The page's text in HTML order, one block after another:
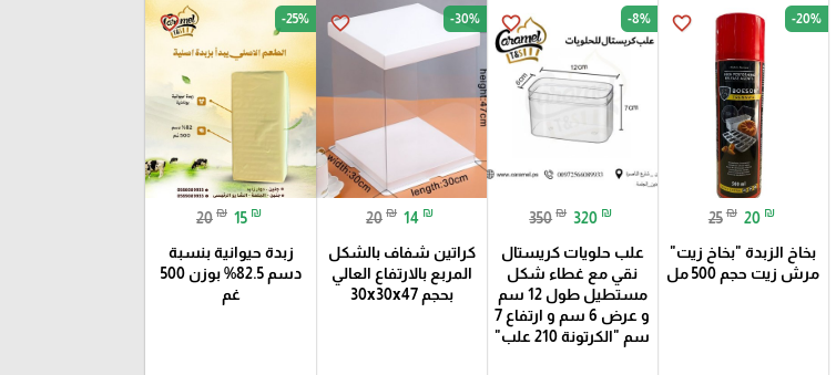
favorite_border -20%
25 ₪ 20 ₪
بخاخ الزبدة "بخاخ زيت"
مرش زيت حجم 500 مل
favorite_border -8%
350 ₪ 320 ₪
علب حلويات كريستال
نقي مع غطاء شكل
مستطيل طول 12 سم
و عرض 6 سم و ارتفاع 7
سم "الكرتونة 210 علب"
favorite_border -30%
20 ₪ 14 ₪
كراتين شفاف بالشكل
المربع بالارتفاع العالي
بحجم 30x30x47
favorite_border -25%
20 ₪ 15 ₪
زبدة حيوانية بنسبة
دسم 82.5% بوزن 500
غم